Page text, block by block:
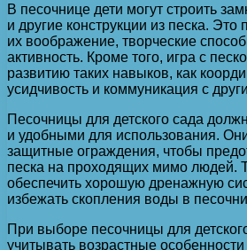
В песочнице дети могут строить
и другие конструкции из песка. Это
их воображение, творческие
активность. Кроме того, игра с
развитию таких навыков, как
усидчивость и коммуникация с
Песочницы для детского сада
и удобными для использования.
защитные ограждения, чтобы
песка на проходящих мимо людей.
обеспечить хорошую дренажную
избежать скопления воды в
При выборе песочницы для
учитывать возрастные